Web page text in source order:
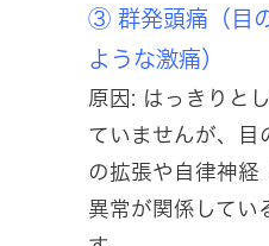
③ 群発頭痛（目
ような激痛）
原因: はっきりと
ていませんが、目
の拡張や自律神経
異常が関係してい